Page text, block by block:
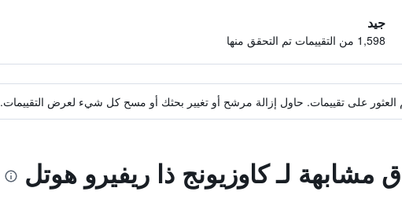
جيد
1,598 من التقييمات تم التحقق منها
العثور على تقييمات. حاول إزالة مرشح أو تغيير بحثك أو مسح كل شيء لعرض التقييمات.
مشابهة لـ كاوزيونج ذا ريفيرو هوتل